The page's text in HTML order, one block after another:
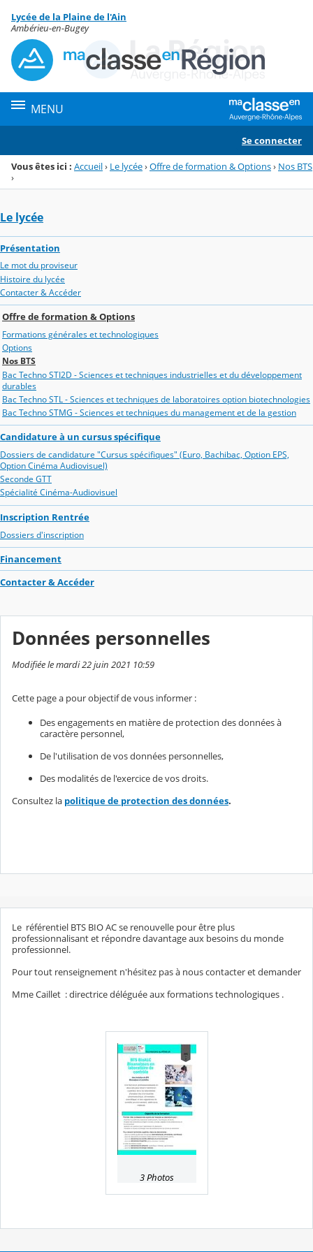
Menu de la rubrique
Contenu
Lycée de la Plaine de l'Ain
Ambérieu-en-Bugey
MENU
Se connecter
Vous êtes ici : Accueil› Le lycée›Offre de formation & Options› Nos BTS
›
Le lycée
Présentation
Le mot du proviseur
Histoire du lycée
Contacter & Accéder
Offre de formation & Options
Formations générales et technologiques
Options
Nos BTS
Bac Techno STI2D - Sciences et techniques industrielles et du développement
durables
Bac Techno STL - Sciences et techniques de laboratoires option biotechnologies
Bac Techno STMG - Sciences et techniques du management et de la gestion
Candidature à un cursus spécifique
Dossiers de candidature "Cursus spécifiques" (Euro, Bachibac, Option EPS,
Option Cinéma Audiovisuel)
Seconde GTT
Spécialité Cinéma-Audiovisuel
Inscription Rentrée
Dossiers d'inscription
Financement
Contacter & Accéder
Données personnelles
Modifiée le mardi 22 juin 2021 10:59
Cette page a pour objectif de vous informer :
Des engagements en matière de protection des données à
caractère personnel,
De l'utilisation de vos données personnelles,
Des modalités de l'exercice de vos droits.
Consultez la politique de protection des données.
Le référentiel BTS BIO AC se renouvelle pour être plus
professionnalisant et répondre davantage aux besoins du monde
professionnel.
Pour tout renseignement n'hésitez pas à nous contacter et demander
Mme Caillet : directrice déléguée aux formations technologiques .
3 Photos